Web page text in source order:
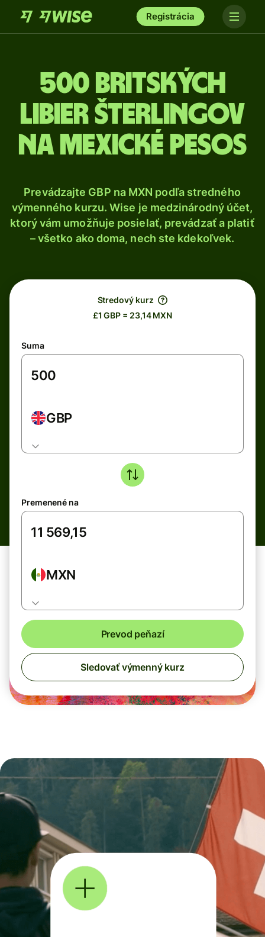
Registrácia
500 Britských
libier šterlingov
na mexické pesos
Prevádzajte GBP na MXN podľa stredného
výmenného kurzu. Wise je medzinárodný účet,
ktorý vám umožňuje posielať, prevádzať a platiť
– všetko ako doma, nech ste kdekoľvek.
Stredový kurz
£1 GBP = 23,14 MXN
Suma
GBP
Premenené na
MXN
Prevod peňazí
Sledovať výmenný kurz